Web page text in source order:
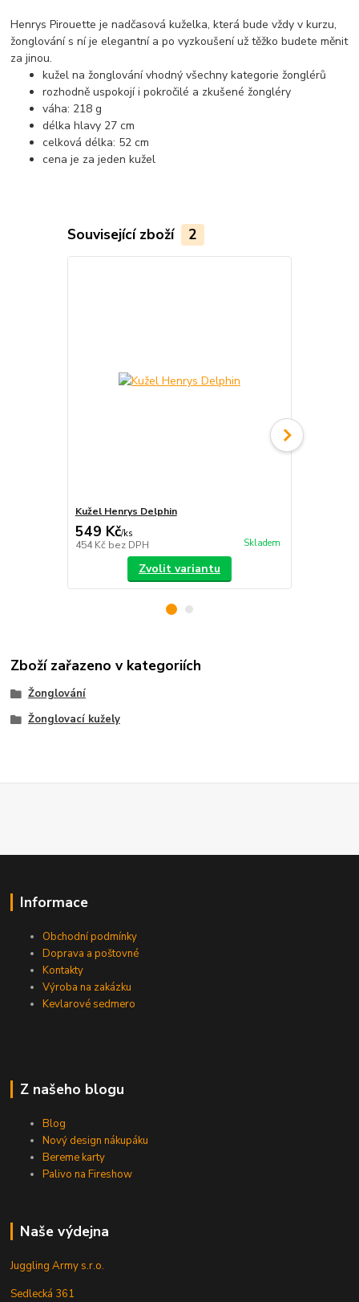
Henrys Pirouette je nadčasová kuželka, která bude vždy v kurzu,
žonglování s ní je elegantní a po vyzkoušení už těžko budete měnit
za jinou.
kužel na žonglování vhodný všechny kategorie žonglérů
rozhodně uspokojí i pokročilé a zkušené žongléry
váha: 218 g
délka hlavy 27 cm
celková délka: 52 cm
cena je za jeden kužel
Související zboží 2
Kužel Henrys Delphin
549 Kč/ks
454 Kč bez DPH Skladem
Zvolit variantu
Zboží zařazeno v kategoriích
Žonglování
Žonglovací kužely
Informace
Obchodní podmínky
Doprava a poštovné
Kontakty
Výroba na zakázku
Kevlarové sedmero
Z našeho blogu
Blog
Nový design nákupáku
Bereme karty
Palivo na Fireshow
Naše výdejna
Juggling Army s.r.o.
Sedlecká 361